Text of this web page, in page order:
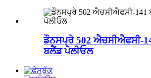
ਡੌਨਸਪ੍ਰੇ 502 ਐਚਸੀਐਫਸੀ-
ਬਲੈਂਡ ਪੋਲੀਓਲ